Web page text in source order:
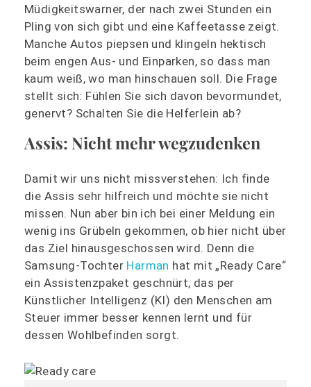
Müdigkeitswarner, der nach zwei Stunden ein
Pling von sich gibt und eine Kaffeetasse zeigt.
Manche Autos piepsen und klingeln hektisch
beim engen Aus- und Einparken, so dass man
kaum weiß, wo man hinschauen soll. Die Frage
stellt sich: Fühlen Sie sich davon bevormundet,
genervt? Schalten Sie die Helferlein ab?
Assis: Nicht mehr wegzudenken
Damit wir uns nicht missverstehen: Ich finde
die Assis sehr hilfreich und möchte sie nicht
missen. Nun aber bin ich bei einer Meldung ein
wenig ins Grübeln gekommen, ob hier nicht über
das Ziel hinausgeschossen wird. Denn die
Samsung-Tochter Harman hat mit „Ready Care“
ein Assistenzpaket geschnürt, das per
Künstlicher Intelligenz (KI) den Menschen am
Steuer immer besser kennen lernt und für
dessen Wohlbefinden sorgt.